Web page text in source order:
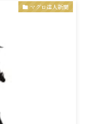
マグロ達人新聞